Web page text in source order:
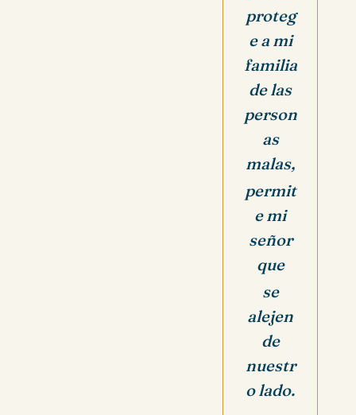
proteg
e a mi
familia
de las
person
as
malas,
permit
e mi
señor
que
se
alejen
de
nuestr
o lado.